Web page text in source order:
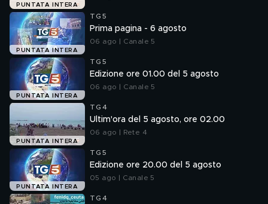
PUNTATA INTERA
PUNTATA INTERA
TG5
Prima pagina - 6 agosto
06 ago | Canale 5
PUNTATA INTERA
TG5
Edizione ore 01.00 del 5 agosto
06 ago | Canale 5
PUNTATA INTERA
TG4
Ultim'ora del 5 agosto, ore 02.00
06 ago | Rete 4
PUNTATA INTERA
TG5
Edizione ore 20.00 del 5 agosto
05 ago | Canale 5
TG4